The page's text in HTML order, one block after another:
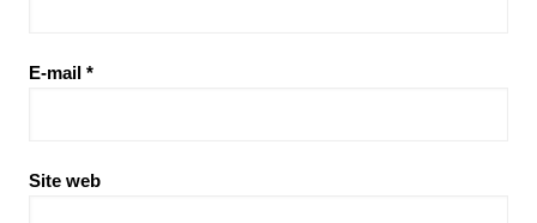
E-mail *
Site web